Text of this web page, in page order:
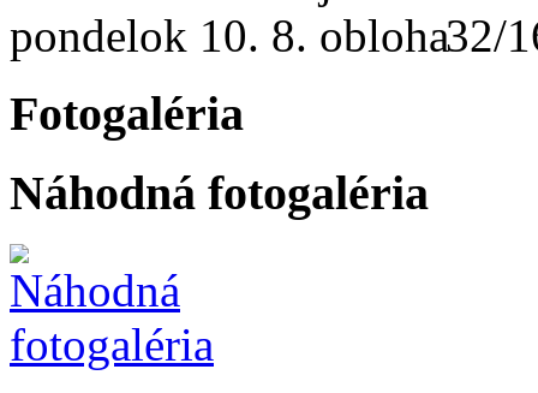
pondelok 10. 8. 32/
Fotogaléria
Náhodná fotogaléria